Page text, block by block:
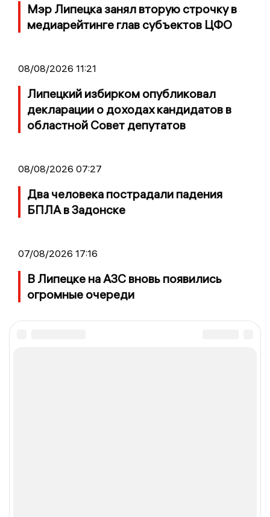
Мэр Липецка занял вторую строчку в
медиарейтинге глав субъектов ЦФО
08/08/2026 11:21
Липецкий избирком опубликовал
декларации о доходах кандидатов в
областной Совет депутатов
08/08/2026 07:27
Два человека пострадали падения
БПЛА в Задонске
07/08/2026 17:16
В Липецке на АЗС вновь появились
огромные очереди